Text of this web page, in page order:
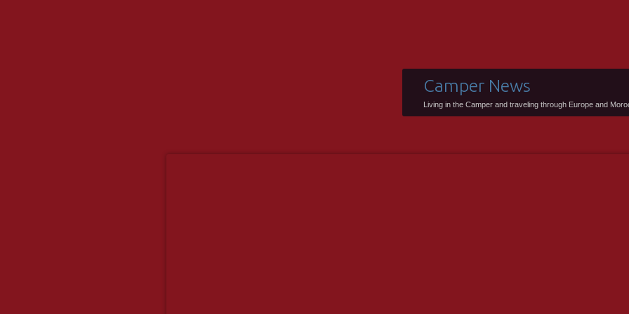
Camper News
Living in the Camper and traveling through Europe and